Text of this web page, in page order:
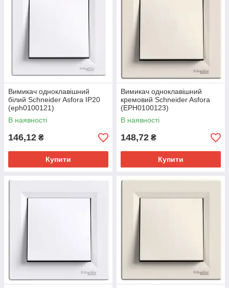
Вимикач одноклавішний
білий Schneider Asfora IP20
(eph0100121)
В наявності
146,12 ₴
Купити
Вимикач одноклавішний
кремовий Schneider Asfora
(EPH0100123)
В наявності
148,72 ₴
Купити